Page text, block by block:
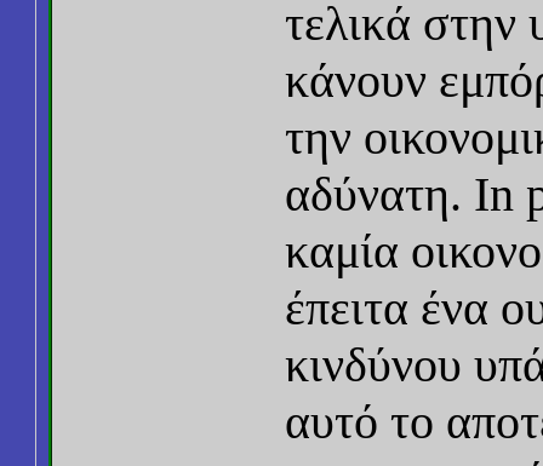
τελικά στην
κάνουν
την
αδύνατη. In
καμία
έπειτα ένα
κινδύνου
αυτό το